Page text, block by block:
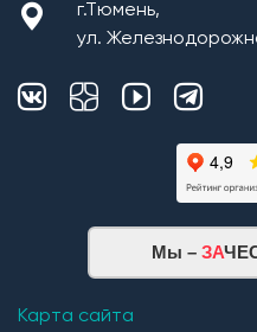
г.Тюмень,
ул.
Мы – ЗА
Карта сайта